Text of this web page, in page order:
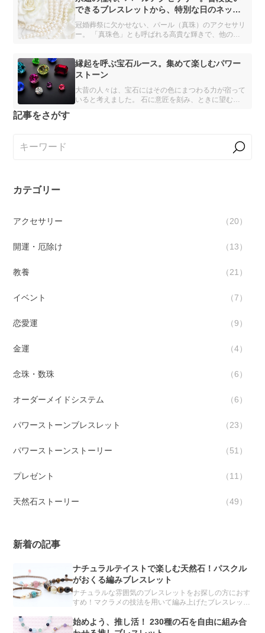
できるブレスレットから、特別な日のネック
レスまで
冠婚葬祭に欠かせない、パール（真珠）のアクセサリ
ー。 「真珠色」とも呼ばれる高貴な輝きで、他の何
ます。
縁起を呼ぶ宝石ルース。集めて楽しむパワー
ストーン
大昔の人々は、宝石にはその色にまつわる力が宿って
いると考えました。 石に意匠を刻み、ときに望む形
記事をさがす
カテゴリー
アクセサリー 20
開運・厄除け 13
教養 21
イベント 7
恋愛運 9
金運 4
念珠・数珠 6
オーダーメイドシステム 6
パワーストーンブレスレット 23
パワーストーンストーリー 51
プレゼント 11
天然石ストーリー 49
新着の記事
ナチュラルテイストで楽しむ天然石！パスクル
がおくる編みブレスレット
ナチュラルな雰囲気のブレスレットをお探しの方におす
すめ！マクラメの技法を用いて編み上げたブレスレット
始めよう、推し活！ 230種の石を自由に組み合